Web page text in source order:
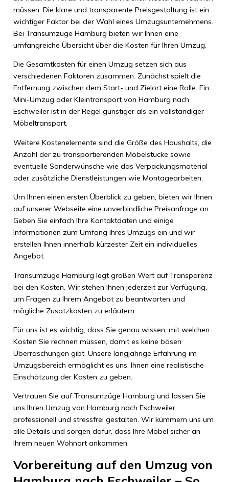
müssen. Die klare und transparente Preisgestaltung ist ein
wichtiger Faktor bei der Wahl eines Umzugsunternehmens.
Bei Transumzüge Hamburg bieten wir Ihnen eine
umfangreiche Übersicht über die Kosten für Ihren Umzug.
Die Gesamtkosten für einen Umzug setzen sich aus
verschiedenen Faktoren zusammen. Zunächst spielt die
Entfernung zwischen dem Start- und Zielort eine Rolle. Ein
Mini-Umzug oder Kleintransport von Hamburg nach
Eschweiler ist in der Regel günstiger als ein vollständiger
Möbeltransport.
Weitere Kostenelemente sind die Größe des Haushalts, die
Anzahl der zu transportierenden Möbelstücke sowie
eventuelle Sonderwünsche wie das Verpackungsmaterial
oder zusätzliche Dienstleistungen wie Montagearbeiten.
Um Ihnen einen ersten Überblick zu geben, bieten wir Ihnen
auf unserer Webseite eine unverbindliche Preisanfrage an.
Geben Sie einfach Ihre Kontaktdaten und einige
Informationen zum Umfang Ihres Umzugs ein und wir
erstellen Ihnen innerhalb kürzester Zeit ein individuelles
Angebot.
Transumzüge Hamburg legt großen Wert auf Transparenz
bei den Kosten. Wir stehen Ihnen jederzeit zur Verfügung,
um Fragen zu Ihrem Angebot zu beantworten und
mögliche Zusatzkosten zu erläutern.
Für uns ist es wichtig, dass Sie genau wissen, mit welchen
Kosten Sie rechnen müssen, damit es keine bösen
Überraschungen gibt. Unsere langjährige Erfahrung im
Umzugsbereich ermöglicht es uns, Ihnen eine realistische
Einschätzung der Kosten zu geben.
Vertrauen Sie auf Transumzüge Hamburg und lassen Sie
uns Ihren Umzug von Hamburg nach Eschweiler
professionell und stressfrei gestalten. Wir kümmern uns um
alle Details und sorgen dafür, dass Ihre Möbel sicher an
Ihrem neuen Wohnort ankommen.
Vorbereitung auf den Umzug von